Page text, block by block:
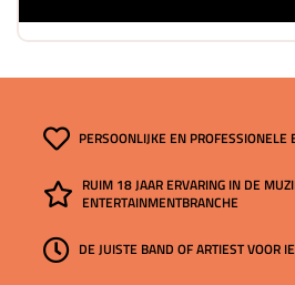
PERSOONLIJKE EN PROFESSIONELE
RUIM 18 JAAR ERVARING IN DE
ENTERTAINMENTBRANCHE
DE JUISTE BAND OF ARTIEST VOOR